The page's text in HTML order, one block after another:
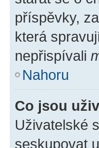
příspěvky,
která
nepřispívali
Nahoru
Co jsou
Uživatelské
seskupovat